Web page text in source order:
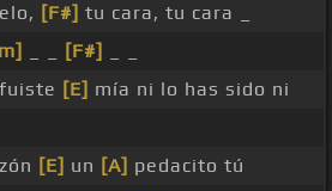
[F#] tu cara, tu cara _
[F#]
[E] mía ni lo has sido ni
[E] un [A] pedacito tú